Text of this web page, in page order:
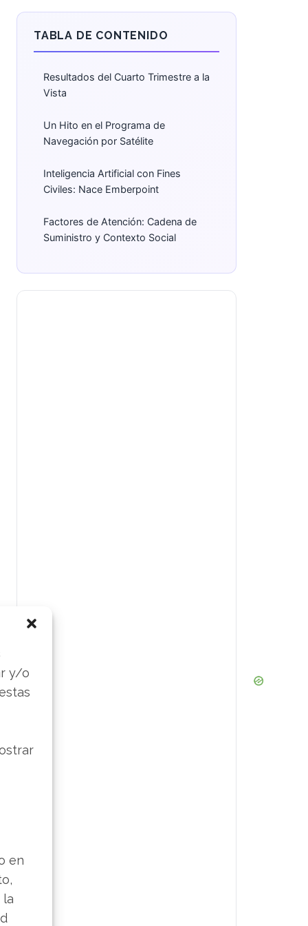
y/o
en
la
TABLA DE CONTENIDO
Resultados del Cuarto Trimestre a la
Vista
Un Hito en el Programa de
Navegación por Satélite
Inteligencia Artificial con Fines
Civiles: Nace Emberpoint
Factores de Atención: Cadena de
Suministro y Contexto Social